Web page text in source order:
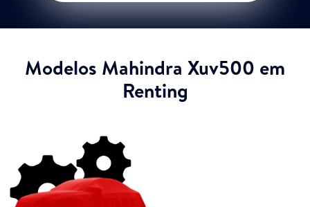
Modelos Mahindra Xuv500 em
Renting